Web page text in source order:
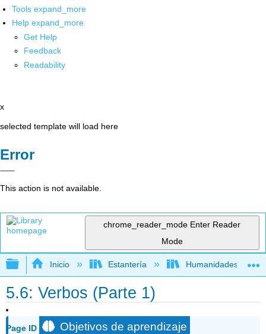
Tools expand_more
Help expand_more
Get Help
Feedback
Readability
x
selected template will load here
Error
This action is not available.
chrome_reader_mode Enter Reader
Mode
Expandir/contraer jerarquía global
Inicio Estantería Humanidades
5.6: Verbos (Parte 1)
Page ID Objetivos de aprendizaje